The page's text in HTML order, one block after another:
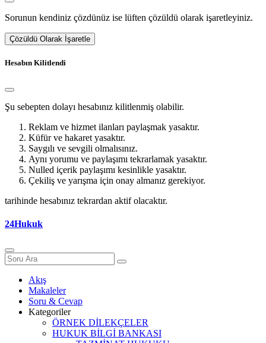
Sorunun kendiniz çözdünüz ise lüften çözüldü olarak işaretleyiniz.
Çözüldü Olarak İşaretle
Hesabın Kilitlendi
Şu sebepten dolayı hesabınız kilitlenmiş olabilir.
Reklam ve hizmet ilanları paylaşmak yasaktır.
Küfür ve hakaret yasaktır.
Saygılı ve sevgili olmalısınız.
Aynı yorumu ve paylaşımı tekrarlamak yasaktır.
Nulled içerik paylaşımı kesinlikle yasaktır.
Çekiliş ve yarışma için onay almanız gerekiyor.
tarihinde hesabınız tekrardan aktif olacaktır.
24Hukuk
Akış
Makaleler
Soru & Cevap
Kategoriler
ÖRNEK DİLEKÇELER
HUKUK BİLGİ BANKASI